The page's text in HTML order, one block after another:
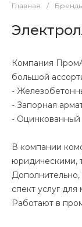
Главная /
Компания
большой
-
- Запорная
- Оцинкованный
В компании
юридическими,
спект услуг
Работают в